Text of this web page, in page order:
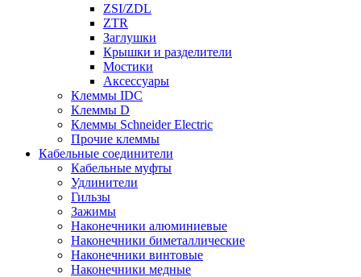
ZSI/ZDL
ZTR
Заглушки
Крышки и разделители
Мостики
Аксессуары
Клеммы IDC
Клеммы D
Клеммы Schneider Electric
Прочие клеммы
Кабельные соединители
Кабельные муфты
Удлинители
Гильзы
Зажимы
Наконечники алюминиевые
Наконечники биметаллические
Наконечники винтовые
Наконечники медные